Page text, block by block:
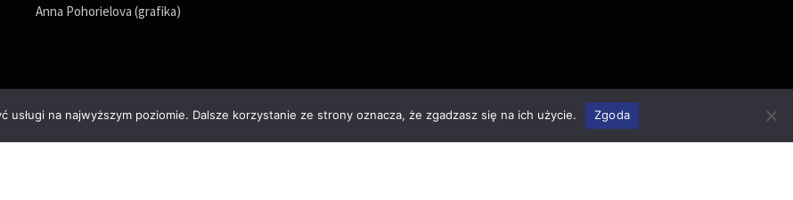
Anna Pohorielova (grafika)
usługi na najwyższym poziomie. Dalsze korzystanie ze strony oznacza, że zgadzasz się na ich użycie. Zgoda